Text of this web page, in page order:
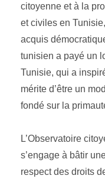
citoyenne et à la
et civiles en
acquis
tunisien a payé un
Tunisie, qui a
mérite d’être un
fondé sur la
L’Observatoire
s’engage à bâtir
respect des droits